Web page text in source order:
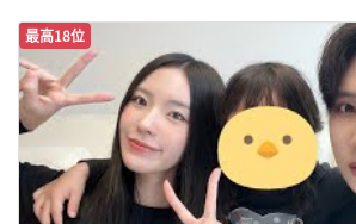
最高18位